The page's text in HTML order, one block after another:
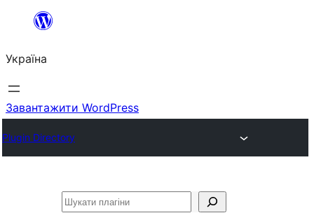
Перейти
вмісту
Україна
Завантажити WordPress
Plugin Directory
Пошук